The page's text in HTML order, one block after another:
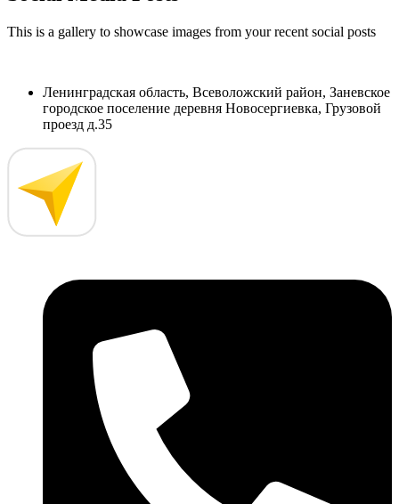
This is a gallery to showcase images from your recent social posts
Ленинградская область, Всеволожский район, Заневское
городское поселение деревня Новосергиевка, Грузовой
проезд д.35